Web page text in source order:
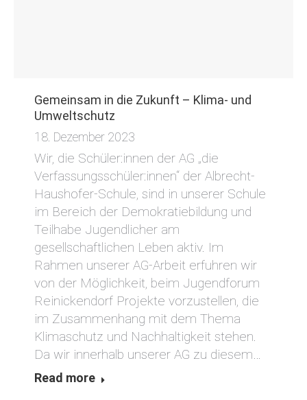
Gemeinsam in die Zukunft – Klima- und
Umweltschutz
18. Dezember 2023
Wir, die Schüler:innen der AG „die
Verfassungsschüler:innen“ der Albrecht-
Haushofer-Schule, sind in unserer Schule
im Bereich der Demokratiebildung und
Teilhabe Jugendlicher am
gesellschaftlichen Leben aktiv. Im
Rahmen unserer AG-Arbeit erfuhren wir
von der Möglichkeit, beim Jugendforum
Reinickendorf Projekte vorzustellen, die
im Zusammenhang mit dem Thema
Klimaschutz und Nachhaltigkeit stehen.
Da wir innerhalb unserer AG zu diesem…
Read more